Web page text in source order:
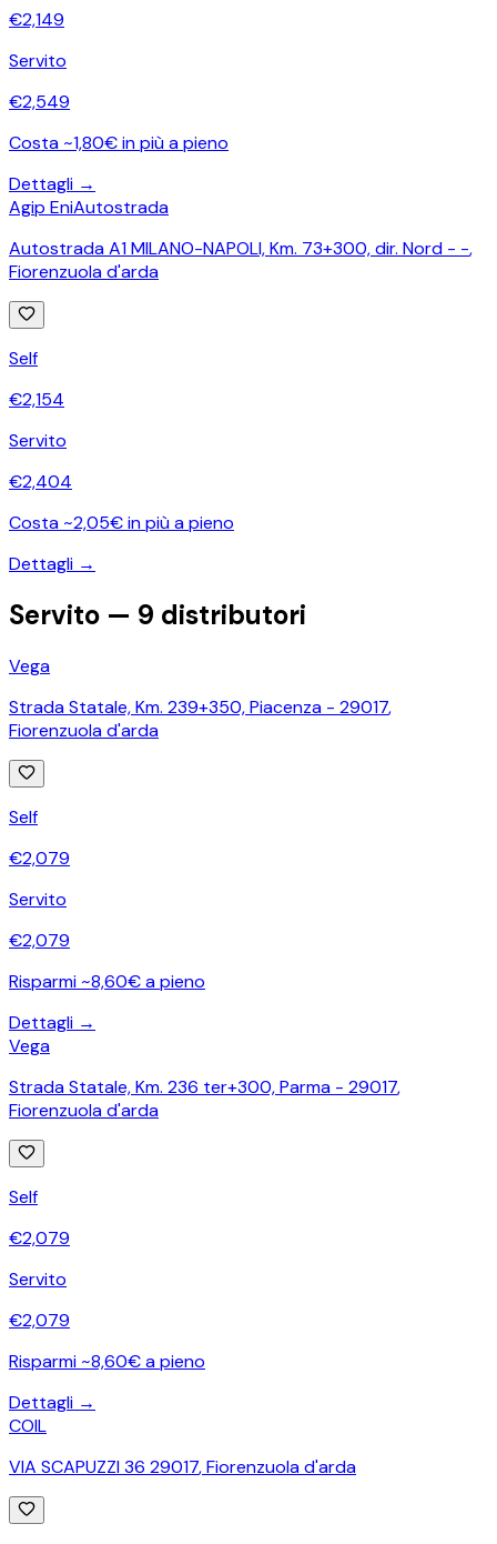
€2,149
Servito
€2,549
Costa ~1,80€ in più a pieno
Dettagli →
Agip EniAutostrada
Autostrada A1 MILANO-NAPOLI, Km. 73+300, dir. Nord - -,
Fiorenzuola d'arda
Self
€2,154
Servito
€2,404
Costa ~2,05€ in più a pieno
Dettagli →
Servito — 9 distributori
Vega
Strada Statale, Km. 239+350, Piacenza - 29017,
Fiorenzuola d'arda
Self
€2,079
Servito
€2,079
Risparmi ~8,60€ a pieno
Dettagli →
Vega
Strada Statale, Km. 236 ter+300, Parma - 29017,
Fiorenzuola d'arda
Self
€2,079
Servito
€2,079
Risparmi ~8,60€ a pieno
Dettagli →
COIL
VIA SCAPUZZI 36 29017,Fiorenzuola d'arda